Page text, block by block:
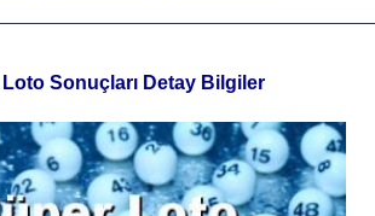
Sonuçları Detay Bilgiler